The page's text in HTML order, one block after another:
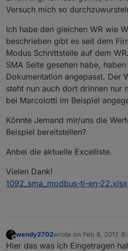
Versuch mich so
Ich habe den gleichen WR wie
beschrieben gibt es seit dem
Modus Schnittstelle auf dem
SMA Seite gesehen habe,
Dokumentation angepasst. Der
steht nun auch dort drinnen nur
bei Marcolotti im Beispiel
Könnte Jemand mir/uns die
Beispiel bereitstellen?
Anbei die aktuelle Excelliste.
Vielen Dank!
1092_sma_modbus-ti-en-22.xlsx
Offline
wendy2702wrote on Feb 8, 2017,
last edited by
Hier das was ich Eingetragen